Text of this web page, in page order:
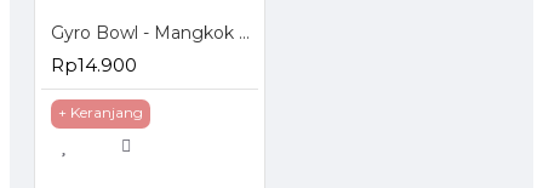
Gyro Bowl - Mangkok Anti Tumpah
Rp14.900
+ Keranjang